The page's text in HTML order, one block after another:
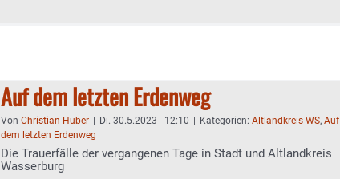
Auf dem letzten Erdenweg
Von Christian Huber Di. 30.5.2023 - 12:10 Kategorien: Altlandkreis WS, Auf
dem letzten Erdenweg
Die Trauerfälle der vergangenen Tage in Stadt und Altlandkreis
Wasserburg